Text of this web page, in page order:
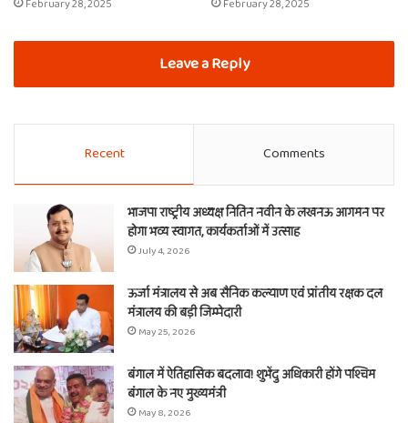
February 28, 2025 February 28, 2025
Leave a Reply
Recent Comments
भाजपा राष्ट्रीय अध्यक्ष नितिन नवीन के लखनऊ आगमन पर
होगा भव्य स्वागत, कार्यकर्ताओं में उत्साह
July 4, 2026
ऊर्जा मंत्रालय से अब सैनिक कल्याण एवं प्रांतीय रक्षक दल
मंत्रालय की बड़ी जिम्मेदारी
May 25, 2026
बंगाल में ऐतिहासिक बदलाव! शुभेंदु अधिकारी होंगे पश्चिम
बंगाल के नए मुख्यमंत्री
May 8, 2026